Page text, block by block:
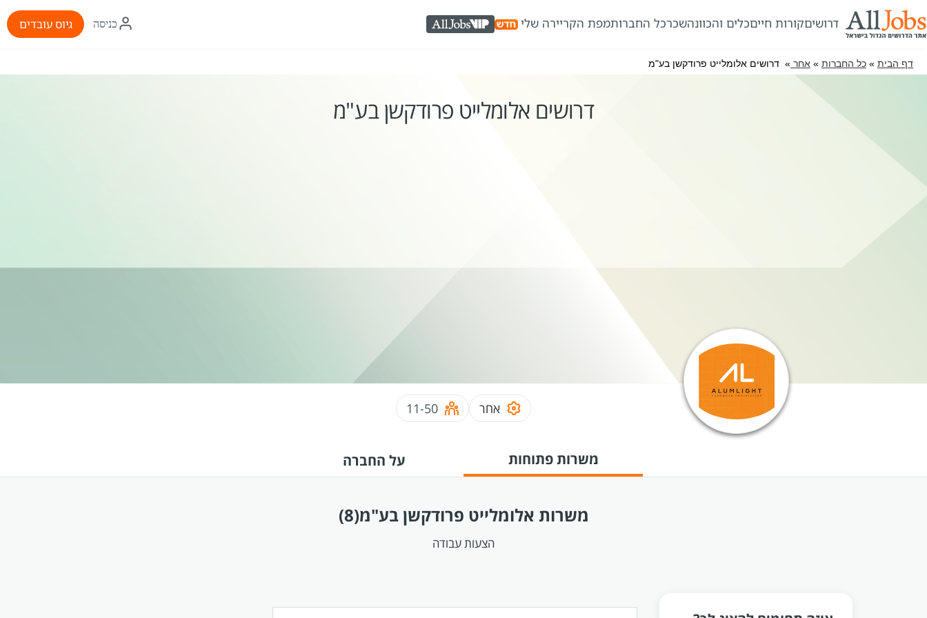
דרושיםקורות חייםכלים והכוונהשכרכל החברותמפת הקריירה שלי AllJobs VIP
איקון
התחברות
כניסה גיוס עובדים
דף הבית » כל החברות » אחר » דרושים אלומלייט פרודקשן בע"מ
דרושים אלומלייט פרודקשן בע"מ
אחר 11-50
משרות פתוחות על החברה
משרות אלומלייט פרודקשן בע"מ(8)
הצעות עבודה